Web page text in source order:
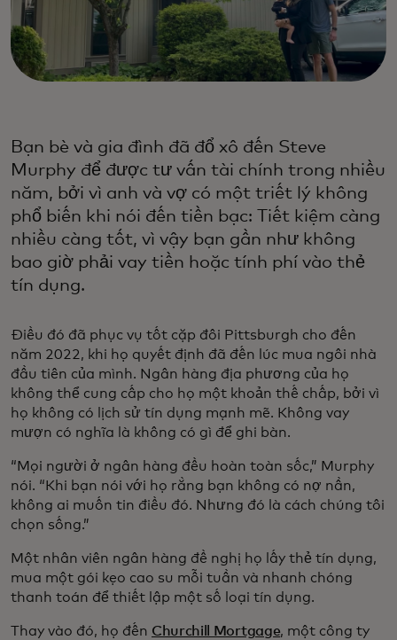
Bạn bè và gia đình đã đổ xô đến Steve
Murphy để được tư vấn tài chính trong nhiều
năm, bởi vì anh và vợ có một triết lý không
phổ biến khi nói đến tiền bạc: Tiết kiệm càng
nhiều càng tốt, vì vậy bạn gần như không
bao giờ phải vay tiền hoặc tính phí vào thẻ
tín dụng.
Điều đó đã phục vụ tốt cặp đôi Pittsburgh cho đến
năm 2022, khi họ quyết định đã đến lúc mua ngôi nhà
đầu tiên của mình. Ngân hàng địa phương của họ
không thể cung cấp cho họ một khoản thế chấp, bởi vì
họ không có lịch sử tín dụng mạnh mẽ. Không vay
mượn có nghĩa là không có gì để ghi bàn.
“Mọi người ở ngân hàng đều hoàn toàn sốc,” Murphy
nói. “Khi bạn nói với họ rằng bạn không có nợ nần,
không ai muốn tin điều đó. Nhưng đó là cách chúng tôi
chọn sống.”
Một nhân viên ngân hàng đề nghị họ lấy thẻ tín dụng,
mua một gói kẹo cao su mỗi tuần và nhanh chóng
thanh toán để thiết lập một số loại tín dụng.
Thay vào đó, họ đến Churchill Mortgage, một công ty